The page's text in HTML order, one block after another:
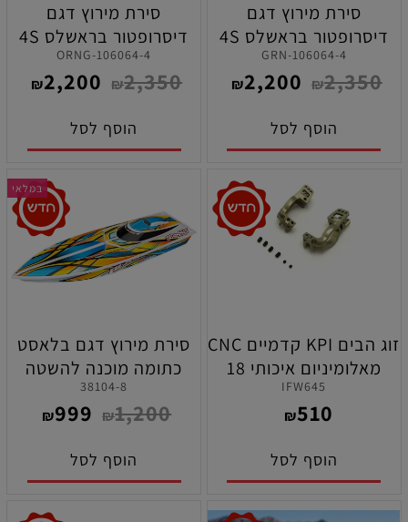
סירת מירוץ דגם
דיסרופטור בראשלס 4S
בצבע ירוק תוצרת טרקסס
106064-4-GRN
₪2,350
₪2,200
הוסף לסל
סירת מירוץ דגם
דיסרופטור בראשלס 4S
בצבע כתום תוצרת
טרקסס
106064-4-ORNG
₪2,350
₪2,200
הוסף לסל
זוג הבים KPI קדמיים CNC
מאלומיניום איכותי 18
ניטרו וחשמל
IFW645
₪510
הוסף לסל
במלאי
סירת מירוץ דגם בלאסט
כתומה מוכנה להשטה
תוצרת טרקסס
38104-8
₪1,200
₪999
הוסף לסל